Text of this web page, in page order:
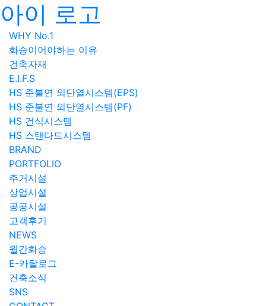
WHY No.1
화승이어야하는 이유
건축자재
E.I.F.S
HS 준불연 외단열시스템(EPS)
HS 준불연 외단열시스템(PF)
HS 건식시스템
HS 스탠다드시스템
BRAND
PORTFOLIO
주거시설
상업시설
공공시설
고객후기
NEWS
월간화승
E-카탈로그
건축소식
SNS